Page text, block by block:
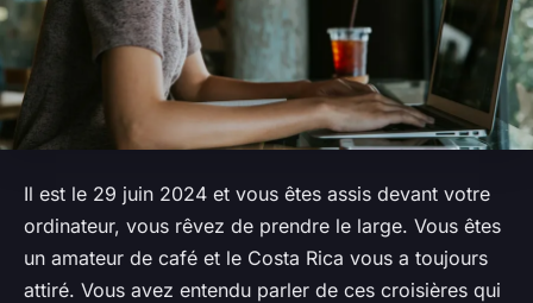
Il est le 29 juin 2024 et vous êtes assis devant votre
ordinateur, vous rêvez de prendre le large. Vous êtes
un amateur de café et le Costa Rica vous a toujours
attiré. Vous avez entendu parler de ces croisières qui